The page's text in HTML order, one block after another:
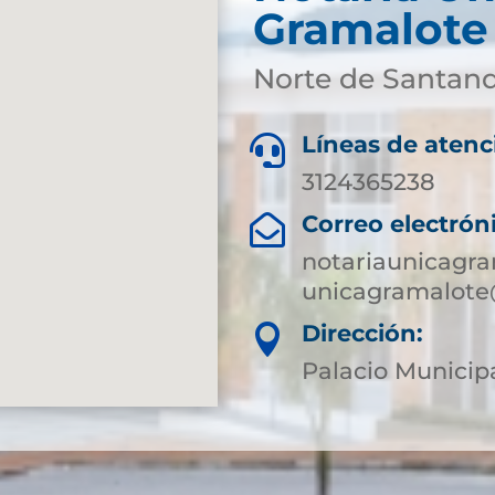
Gramalote
Norte de

Líneas de
3124365238

Correo

Dirección:
Palacio